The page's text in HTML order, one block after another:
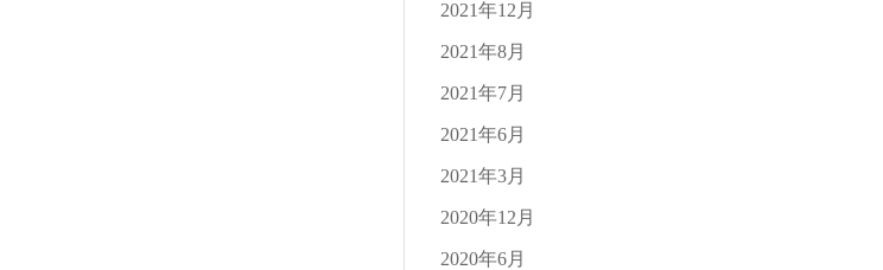
2021年12月
2021年8月
2021年7月
2021年6月
2021年3月
2020年12月
2020年6月